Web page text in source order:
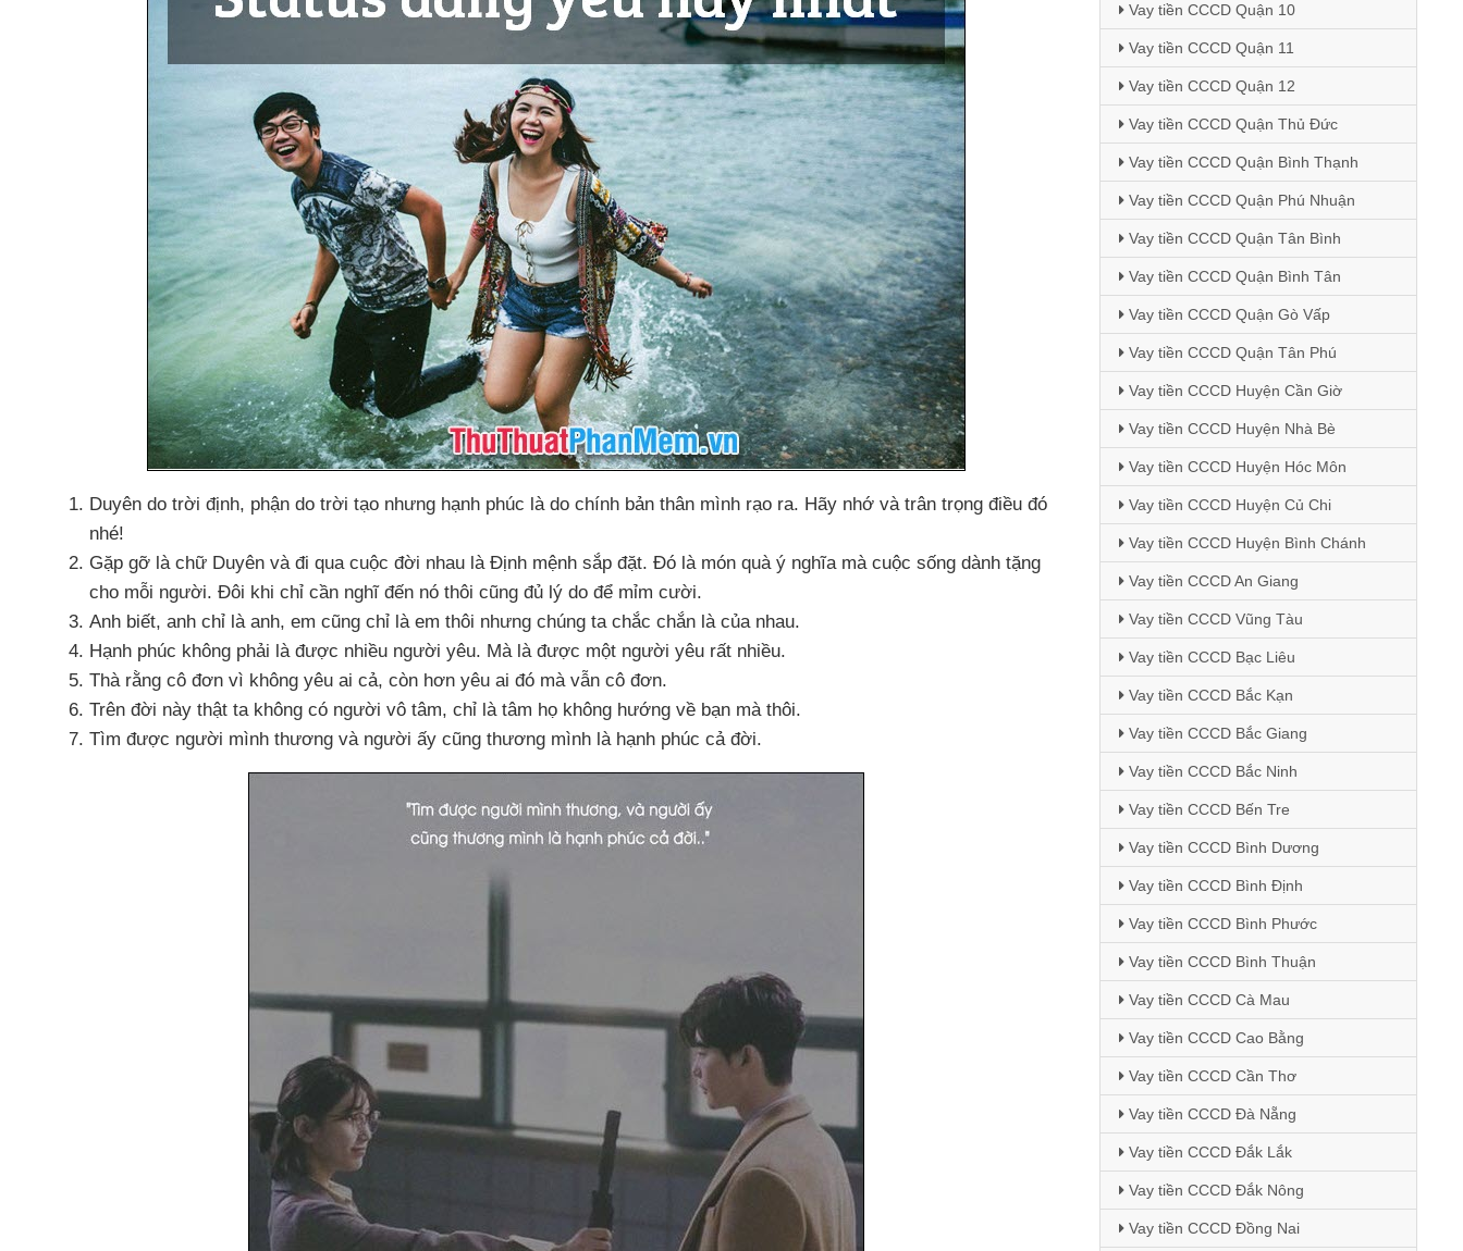
Duyên do trời định, phận do trời tạo nhưng hạnh phúc là do chính bản thân mình rạo ra. Hãy nhớ và trân trọng điều đó
nhé!
Gặp gỡ là chữ Duyên và đi qua cuộc đời nhau là Định mệnh sắp đặt. Đó là món quà ý nghĩa mà cuộc sống dành tặng
cho mỗi người. Đôi khi chỉ cần nghĩ đến nó thôi cũng đủ lý do để mỉm cười.
Anh biết, anh chỉ là anh, em cũng chỉ là em thôi nhưng chúng ta chắc chắn là của nhau.
Hạnh phúc không phải là được nhiều người yêu. Mà là được một người yêu rất nhiều.
Thà rằng cô đơn vì không yêu ai cả, còn hơn yêu ai đó mà vẫn cô đơn.
Trên đời này thật ta không có người vô tâm, chỉ là tâm họ không hướng về bạn mà thôi.
Tìm được người mình thương và người ấy cũng thương mình là hạnh phúc cả đời.
Vay tiền CCCD Quận 10
Vay tiền CCCD Quận 11
Vay tiền CCCD Quận 12
Vay tiền CCCD Quận Thủ Đức
Vay tiền CCCD Quận Bình Thạnh
Vay tiền CCCD Quận Phú Nhuận
Vay tiền CCCD Quận Tân Bình
Vay tiền CCCD Quận Bình Tân
Vay tiền CCCD Quận Gò Vấp
Vay tiền CCCD Quận Tân Phú
Vay tiền CCCD Huyện Cần Giờ
Vay tiền CCCD Huyện Nhà Bè
Vay tiền CCCD Huyện Hóc Môn
Vay tiền CCCD Huyện Củ Chi
Vay tiền CCCD Huyện Bình Chánh
Vay tiền CCCD An Giang
Vay tiền CCCD Vũng Tàu
Vay tiền CCCD Bạc Liêu
Vay tiền CCCD Bắc Kạn
Vay tiền CCCD Bắc Giang
Vay tiền CCCD Bắc Ninh
Vay tiền CCCD Bến Tre
Vay tiền CCCD Bình Dương
Vay tiền CCCD Bình Định
Vay tiền CCCD Bình Phước
Vay tiền CCCD Bình Thuận
Vay tiền CCCD Cà Mau
Vay tiền CCCD Cao Bằng
Vay tiền CCCD Cần Thơ
Vay tiền CCCD Đà Nẵng
Vay tiền CCCD Đắk Lắk
Vay tiền CCCD Đắk Nông
Vay tiền CCCD Đồng Nai